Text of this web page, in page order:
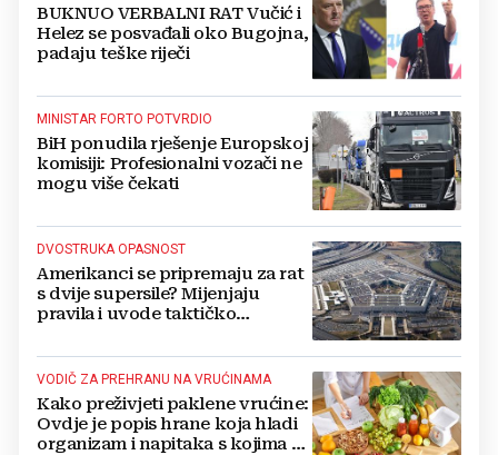
BUKNUO VERBALNI RAT Vučić i
Helez se posvađali oko Bugojna,
padaju teške riječi
MINISTAR FORTO POTVRDIO
BiH ponudila rješenje Europskoj
komisiji: Profesionalni vozači ne
mogu više čekati
DVOSTRUKA OPASNOST
Amerikanci se pripremaju za rat
s dvije supersile? Mijenjaju
pravila i uvode taktičko
VODIČ ZA PREHRANU NA VRUĆINAMA
Kako preživjeti paklene vrućine:
Ovdje je popis hrane koja hladi
organizam i napitaka s kojima si